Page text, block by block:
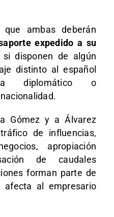
ambas deberán
expedido a su
disponen de algún
distinto al español
diplomático o
Gómez y a Álvarez
de influencias,
apropiación
de caudales
forman parte de
afecta al empresario